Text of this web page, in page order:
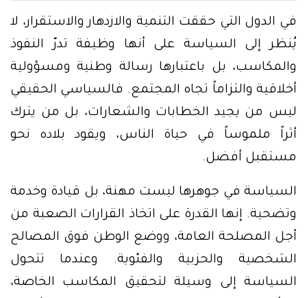
في الدول التي حققت التنمية والازدهار والاستقرار، لا
يُنظر إلى السياسة على أنها وظيفة تدرّ النفوذ
والمكاسب، بل باعتبارها رسالة وطنية ومسؤولية
أخلاقية والتزاماً تجاه المجتمع. فالسياسي الحقيقي
ليس من يجيد الخطابات والشعارات، بل من يترك
أثراً ملموساً في حياة الناس، ويقود بلاده نحو
مستقبل أفضل.
السياسة في جوهرها ليست مهنة، بل قيادة وخدمة
وتضحية. إنها القدرة على اتخاذ القرارات الصعبة من
أجل المصلحة العامة، ووضع الوطن فوق المصالح
الشخصية والحزبية والفئوية. وعندما تتحول
السياسة إلى وسيلة لتحقيق المكاسب الخاصة،